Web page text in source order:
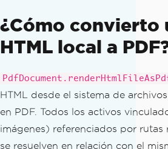
¿Cómo convierto
HTML local a
HTML desde el sistema de
en PDF. Todos los activos
imágenes) referenciados por rutas
se resuelven en relación con el